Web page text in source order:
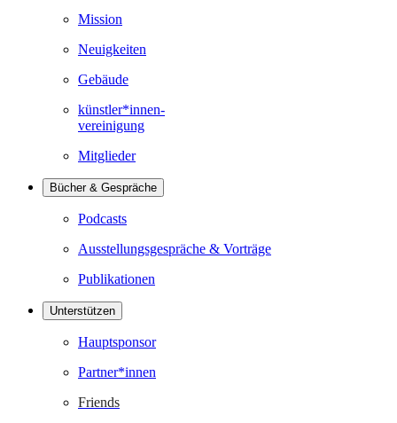
Mission
Neuigkeiten
Gebäude
künstler*innen-
vereinigung
Mitglieder
Bücher & Gespräche
Podcasts
Ausstellungsgespräche & Vorträge
Publikationen
Unterstützen
Hauptsponsor
Partner*innen
Friends